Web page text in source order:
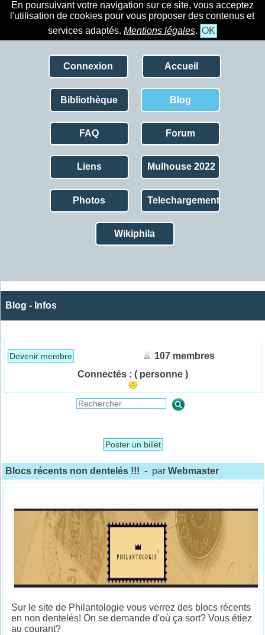
En poursuivant votre navigation sur ce site, vous acceptez
l'utilisation de cookies pour vous proposer des contenus et
services adaptés. Mentions légales. OK
Connexion Accueil
Bibliothèque Blog
FAQ Forum
Liens Mulhouse 2022
Photos Telechargement
Wikiphila
Blog - Infos
Devenir membre
107 membres
Connectés : ( personne )
Poster un billet
Blocs récents non dentelés !!! - parWebmaster
Sur le site de Philantologie vous verrez des blocs récents
en non dentelés! On se demande d'où ça sort? Vous étiez
au courant?